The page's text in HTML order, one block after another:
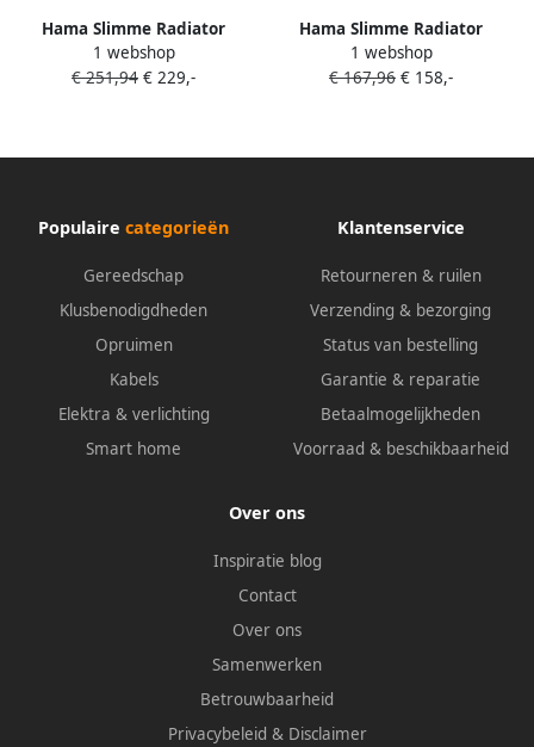
Hama Slimme Radiator
thermostaat 6-Pack
(uitbreiding)
1 webshop
€ 251,94 € 229,-
Hama Slimme Radiator
thermostaat 4-Pack
(uitbreiding)
1 webshop
€ 167,96 € 158,-
Populaire categorieën
Gereedschap
Klusbenodigdheden
Opruimen
Kabels
Elektra & verlichting
Smart home
Klantenservice
Retourneren & ruilen
Verzending & bezorging
Status van bestelling
Garantie & reparatie
Betaalmogelijkheden
Voorraad & beschikbaarheid
Over ons
Inspiratie blog
Contact
Over ons
Samenwerken
Betrouwbaarheid
Privacybeleid & Disclaimer